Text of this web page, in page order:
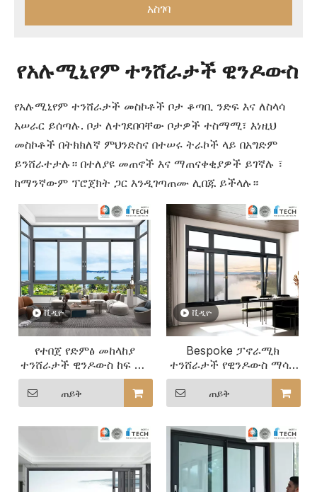
አስገባ
የአሉሚኒየም ተንሸራታች ዊንዶውስ
የአሉሚኒየም ተንሸራታች መስኮቶች ቦታ ቆጣቢ ንድፍ እና ለስላሳ
አሠራር ይሰጣሉ. ቦታ ለተገደበባቸው ቦታዎች ተስማሚ፣ እነዚህ
መስኮቶች በትክክለኛ ምህንድስና በተሠሩ ትራኮች ላይ በአግድም
ይንሸራተታሉ። በተለያዩ መጠኖች እና ማጠናቀቂያዎች ይገኛሉ ፣
ከማንኛውም ፕሮጀክት ጋር እንዲገጣጠሙ ሊበጁ ይችላሉ።
ቪዲዮ
የተበጀ የድምፅ መከላከያ
ተንሸራታች ዊንዶውስ ከፍ ያለ
የቢሮ ማጽናኛ
ጠይቅ
ቪዲዮ
Bespoke ፓኖራሚክ
ተንሸራታች የዊንዶውስ ማሳያ
ክፍል የቦታ ለውጥ
ጠይቅ